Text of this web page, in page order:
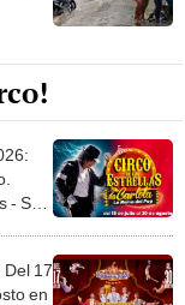
San
17
en